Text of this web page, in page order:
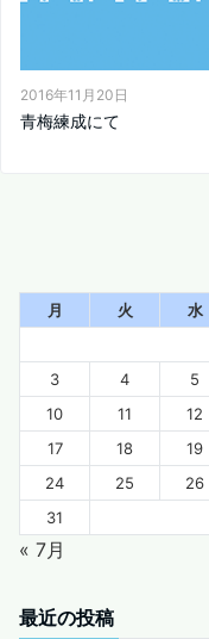
2016年11月20日
青梅練成に
月 火 水
3
4 5
10
11 12
17
18 19
24
25 26
31
« 7月
最近の投稿